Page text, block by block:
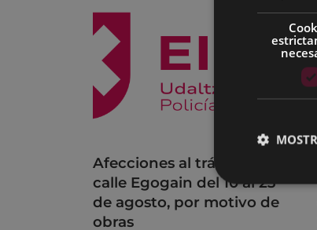
Afecciones al tráfico en la
calle Egogain del 10 al 23
de agosto, por motivo de
obras